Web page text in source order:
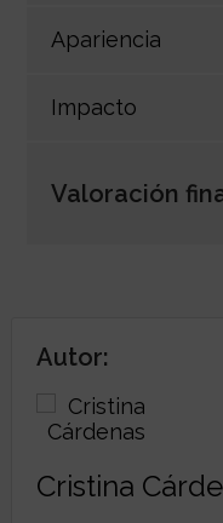
Apariencia
Impacto
Valoración
Autor:
Cristina